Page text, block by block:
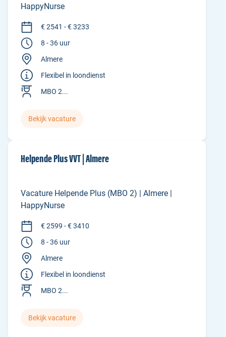
HappyNurse
€ 2541 - € 3233
8 - 36 uur
Almere
Flexibel in loondienst
MBO 2...
Bekijk vacature
Helpende Plus VVT | Almere
Vacature Helpende Plus (MBO 2) | Almere |
HappyNurse
€ 2599 - € 3410
8 - 36 uur
Almere
Flexibel in loondienst
MBO 2...
Bekijk vacature